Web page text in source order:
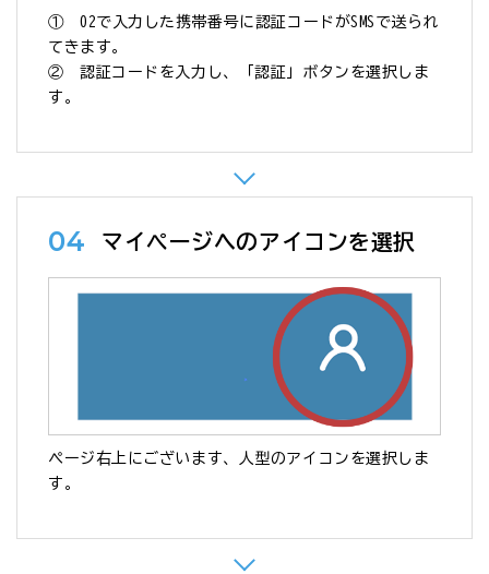
① 02で入力した携帯番号に認証コードがSMSで送られ
てきます。
② 認証コードを入力し、「認証」ボタンを選択しま
す。
04 マイページへのアイコンを選択
ページ右上にございます、人型のアイコンを選択しま
す。